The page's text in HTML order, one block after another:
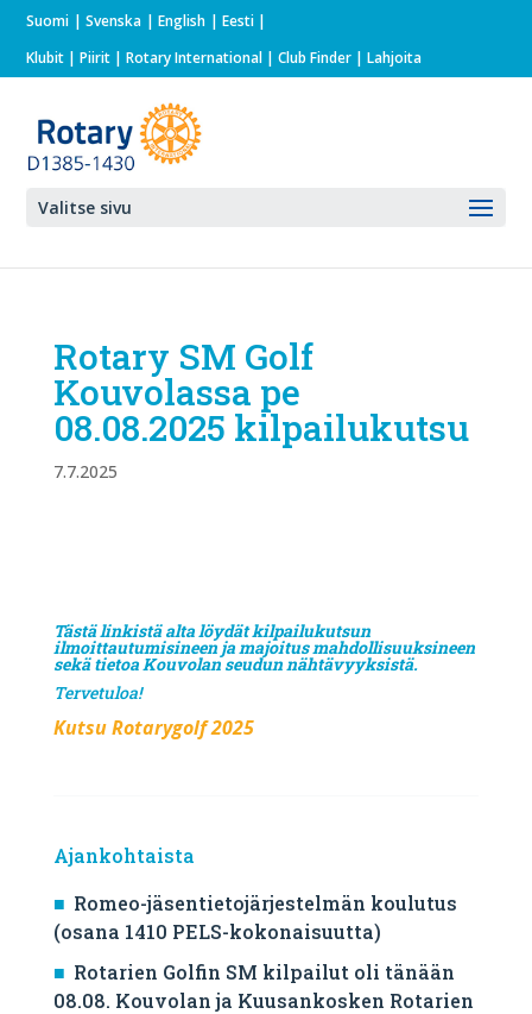
Suomi Svenska English
Eesti
Klubit |Piirit |Rotary International | Club Finder | Lahjoita
Valitse sivu
Rotary SM Golf
Kouvolassa pe
08.08.2025 kilpailukutsu
7.7.2025
Tästä linkistä alta löydät kilpailukutsun
ilmoittautumisineen ja majoitus mahdollisuuksineen
sekä tietoa Kouvolan seudun nähtävyyksistä.
Tervetuloa!
Kutsu Rotarygolf 2025
Ajankohtaista
Romeo-jäsentietojärjestelmän koulutus
(osana 1410 PELS-kokonaisuutta)
Rotarien Golfin SM kilpailut oli tänään
08.08. Kouvolan ja Kuusankosken Rotarien